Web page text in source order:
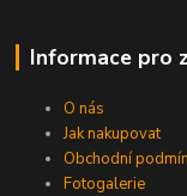
Informace pro
O nás
Jak nakupovat
Obchodní
Fotogalerie